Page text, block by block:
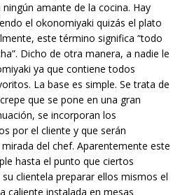
amante de la cocina. Hay
el okonomiyaki quizás el plato
este término significa “todo
Dicho de otra manera, a nadie le
ya que contiene todos
La base es simple. Se trata de
que se pone en una gran
se incorporan los
por el cliente y que serán
del chef. Aparentemente este
hasta el punto que ciertos
clientela preparar ellos mismos el
caliente instalada en mesas